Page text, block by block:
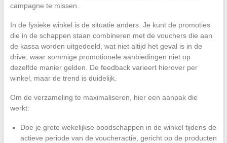
campagne te missen.
In de fysieke winkel is de situatie anders. Je kunt de promoties
die in de schappen staan combineren met de vouchers die aan
de kassa worden uitgedeeld, wat niet altijd het geval is in de
drive, waar sommige promotionele aanbiedingen niet op
dezelfde manier gelden. De feedback varieert hierover per
winkel, maar de trend is duidelijk.
Om de verzameling te maximaliseren, hier een aanpak die
werkt:
Doe je grote wekelijkse boodschappen in de winkel tijdens de
actieve periode van de voucheractie, gericht op de producten